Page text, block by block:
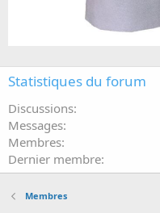
Statistiques du forum
Discussions
Messages
Membres
Dernier membre
Membres